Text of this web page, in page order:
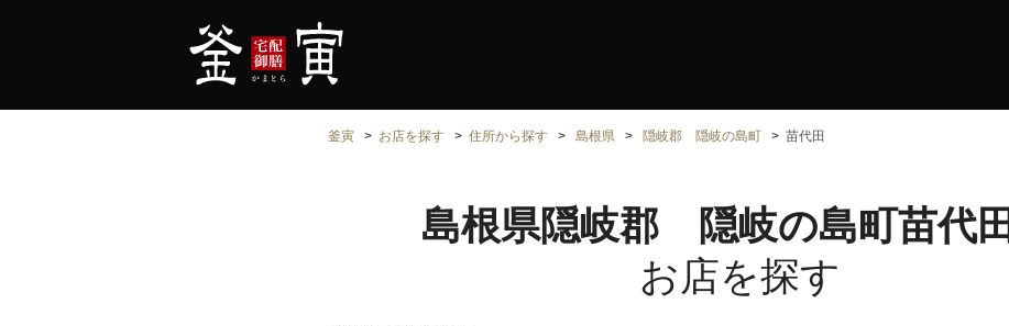
釜寅 お店を探す 住所から探す 島根県 隠岐郡 隠岐の島町 苗代田
島根県隠岐郡 隠岐の島町苗代田
お店を探す